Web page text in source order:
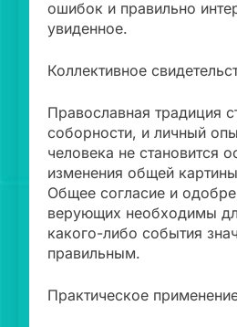
ошибок и правильно
увиденное.
Коллективное
Православная традиция
соборности, и личный
человека не становится
изменения общей
Общее согласие и
верующих необходимы
какого-либо события
правильным.
Практическое